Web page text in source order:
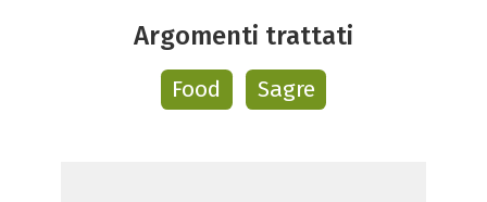
Argomenti trattati
Food Sagre